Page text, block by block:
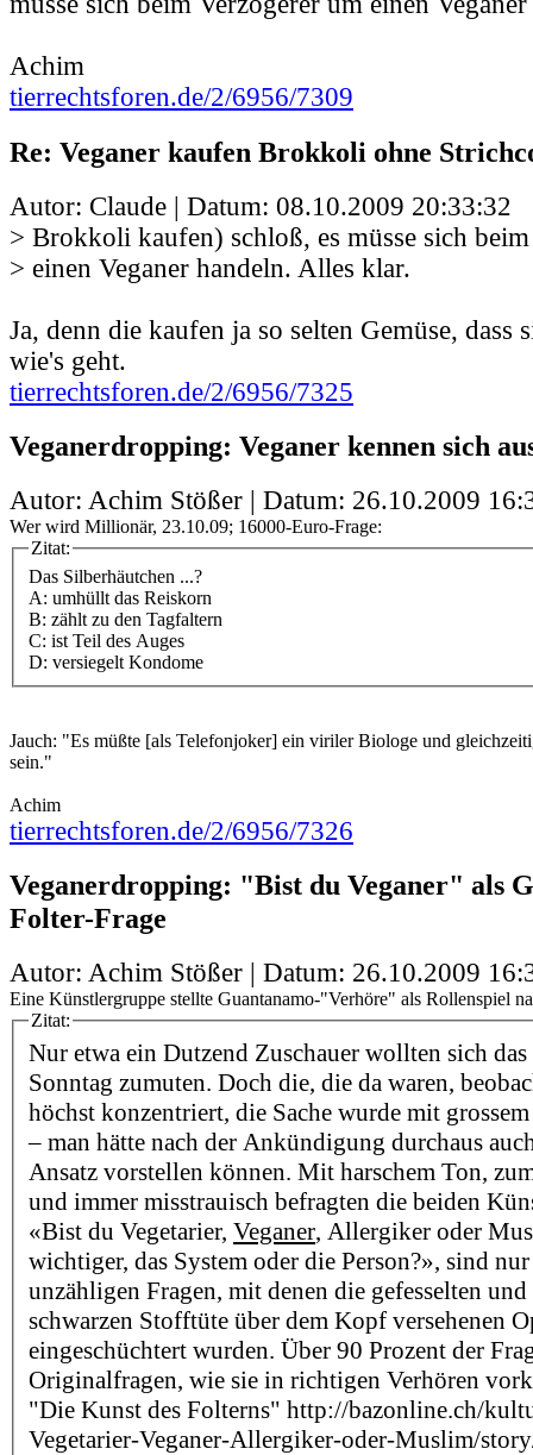
Achim
tierrechtsforen.de/2/6956/7309
Re: Veganer kaufen Brokkoli ohne
Autor: Claude | Datum: 08.10.2009 20:33:32
> Brokkoli kaufen) schloß, es müsse sich
> einen Veganer handeln. Alles klar.
Ja, denn die kaufen ja so selten Gemüse, dass
wie's geht.
tierrechtsforen.de/2/6956/7325
Veganerdropping: Veganer kennen sich
Autor: Achim Stößer | Datum: 26.10.2009
Wer wird Millionär, 23.10.09; 16000-Euro-Frage:
Zitat:
Das Silberhäutchen ...?
A: umhüllt das Reiskorn
B: zählt zu den Tagfaltern
C: ist Teil des Auges
D: versiegelt Kondome
Jauch: "Es müßte [als Telefonjoker] ein viriler Biologe und
sein."
Achim
tierrechtsforen.de/2/6956/7326
Veganerdropping: "Bist du Veganer" als
Folter-Frage
Autor: Achim Stößer | Datum: 26.10.2009
Eine Künstlergruppe stellte Guantanamo-"Verhöre" als Rollenspiel
Zitat:
Nur etwa ein Dutzend Zuschauer wollten sich
Sonntag zumuten. Doch die, die da waren,
höchst konzentriert, die Sache wurde mit
– man hätte nach der Ankündigung durchaus
Ansatz vorstellen können. Mit harschem Ton,
und immer misstrauisch befragten die beiden
«Bist du Vegetarier, Veganer, Allergiker oder
wichtiger, das System oder die Person?», sind
unzähligen Fragen, mit denen die gefesselten
schwarzen Stofftüte über dem Kopf versehenen
eingeschüchtert wurden. Über 90 Prozent der
Originalfragen, wie sie in richtigen Verhören
"Die Kunst des Folterns" http://bazonline.ch/
Vegetarier-Veganer-Allergiker-oder-Muslim/